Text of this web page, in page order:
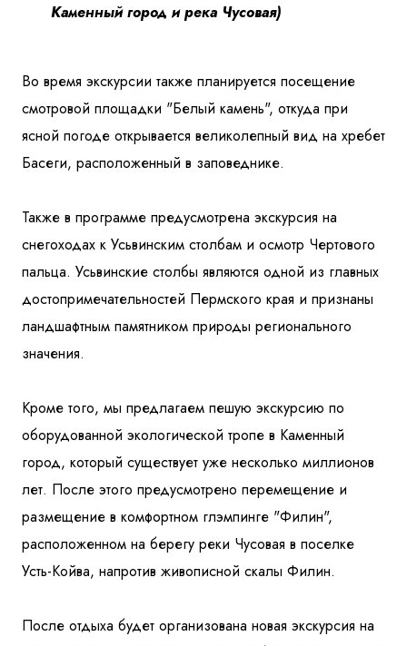
Каменный город и река Чусовая)
Во время экскурсии также планируется посещение
смотровой площадки "Белый камень", откуда при
ясной погоде открывается великолепный вид на хребет
Басеги, расположенный в заповеднике.
Также в программе предусмотрена экскурсия на
снегоходах к Усьвинским столбам и осмотр Чертового
пальца. Усьвинские столбы являются одной из главных
достопримечательностей Пермского края и признаны
ландшафтным памятником природы регионального
значения.
Кроме того, мы предлагаем пешую экскурсию по
оборудованной экологической тропе в Каменный
город, который существует уже несколько миллионов
лет. После этого предусмотрено перемещение и
размещение в комфортном глэмпинге "Филин",
расположенном на берегу реки Чусовая в поселке
Усть-Койва, напротив живописной скалы Филин.
После отдыха будет организована новая экскурсия на